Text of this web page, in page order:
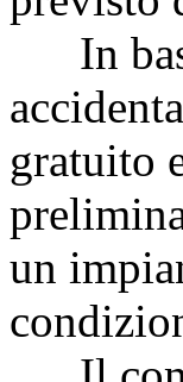
In
gratuito
un